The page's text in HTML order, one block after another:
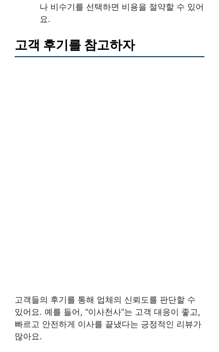
나 비수기를 선택하면 비용을 절약할 수 있어
요.
고객 후기를 참고하자
고객들의 후기를 통해 업체의 신뢰도를 판단할 수
있어요. 예를 들어, “이사천사”는 고객 대응이 좋고,
빠르고 안전하게 이사를 끝냈다는 긍정적인 리뷰가
많아요.